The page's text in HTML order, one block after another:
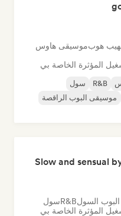
هوبموسيقى هاوس
المؤثرة الخاصة بي
R&B
سول
موسيقى البوب الراقصة
Slow and sensual
السولR&Bسول
المؤثرة الخاصة بي